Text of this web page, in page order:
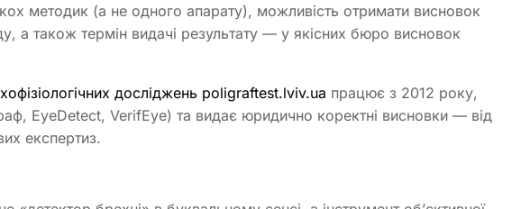
методик (а не одного апарату), можливість отримати висновок
а також термін видачі результату — у якісних бюро висновок
досліджень poligraftest.lviv.ua працює з 2012 року,
EyeDetect, VerifEye) та видає юридично коректні висновки — від
експертиз.